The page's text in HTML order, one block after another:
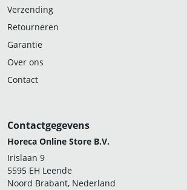
Verzending
Retourneren
Garantie
Over ons
Contact
Contactgegevens
Horeca Online Store B.V.
Irislaan 9
5595 EH Leende
Noord Brabant, Nederland